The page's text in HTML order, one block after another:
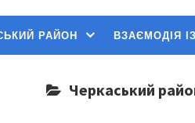
РАЙОН ВЗАЄМОДІЯ
Черкаський